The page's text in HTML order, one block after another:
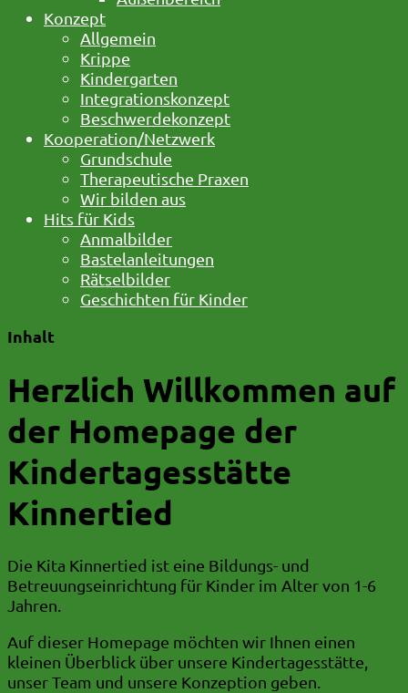
Konzept
Allgemein
Krippe
Kindergarten
Integrationskonzept
Beschwerdekonzept
Kooperation/Netzwerk
Grundschule
Therapeutische Praxen
Wir bilden aus
Hits für Kids
Anmalbilder
Bastelanleitungen
Rätselbilder
Geschichten für Kinder
Inhalt
Herzlich Willkommen auf
der Homepage der
Kindertagesstätte
Kinnertied
Die Kita Kinnertied ist eine Bildungs- und
Betreuungseinrichtung für Kinder im Alter von 1-6
Jahren.
Auf dieser Homepage möchten wir Ihnen einen
kleinen Überblick über unsere Kindertagesstätte,
unser Team und unsere Konzeption geben.